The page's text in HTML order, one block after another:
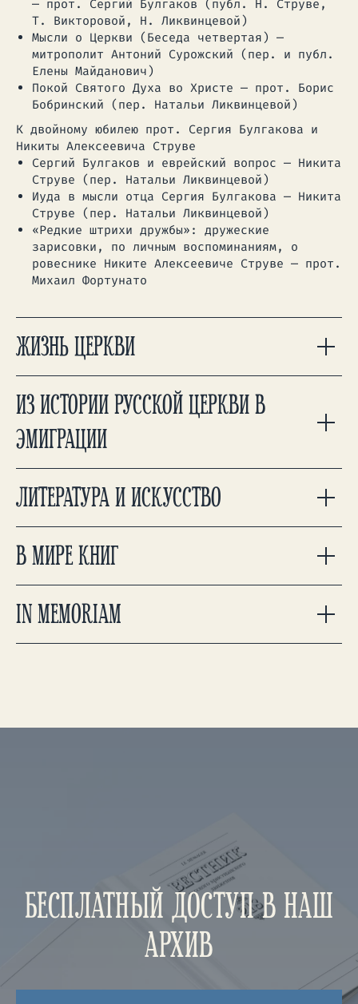
— прот. Сергий Булгаков (публ. Н. Струве,
Т. Викторовой, Н. Ликвинцевой)
Мысли о Церкви (Беседа четвертая) —
митрополит Антоний Сурожский (пер. и публ.
Елены Майданович)
Покой Святого Духа во Христе — прот. Борис
Бобринский (пер. Натальи Ликвинцевой)
К двойному юбилею прот. Сергия Булгакова и
Никиты Алексеевича Струве
Сергий Булгаков и еврейский вопрос — Никита
Струве (пер. Натальи Ликвинцевой)
Иуда в мысли отца Сергия Булгакова — Никита
Струве (пер. Натальи Ликвинцевой)
«Редкие штрихи дружбы»: дружеские
зарисовки, по личным воспоминаниям, о
ровеснике Никите Алексеевиче Струве — прот.
Михаил Фортунато
ЖИЗНЬ ЦЕРКВИ
ИЗ ИСТОРИИ РУССКОЙ ЦЕРКВИ В
ЭМИГРАЦИИ
ЛИТЕРАТУРА И ИСКУССТВО
В МИРЕ КНИГ
IN MEMORIAM
БЕСПЛАТНЫЙ ДОСТУП В НАШ
АРХИВ